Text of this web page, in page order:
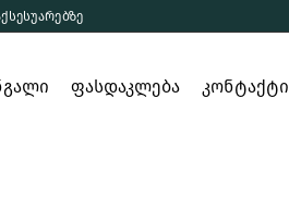
ფასდაკლება კონტაქტი